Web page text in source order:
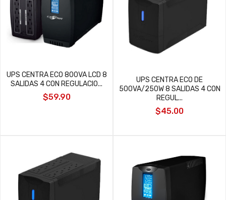
UPS CENTRA ECO 800VA LCD 8
SALIDAS 4 CON REGULACIO...
$59.90
UPS CENTRA ECO DE
500VA/250W 8 SALIDAS 4 CON
REGUL...
$45.00